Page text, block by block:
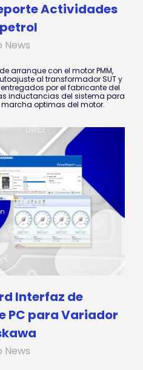
Actividades
News
arranque con el motor PMM,
al transformador SUT y
por el fabricante del
inductancias del sistema para
optimas del motor.
Interfaz de
PC para Variador
News